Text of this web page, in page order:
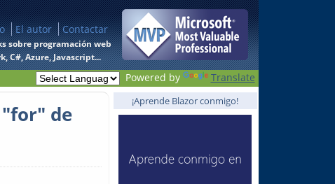
El autor Contactar
sobre programación web
C#, Azure, Javascript...
Powered by Translate
de
¡Aprende Blazor conmigo!